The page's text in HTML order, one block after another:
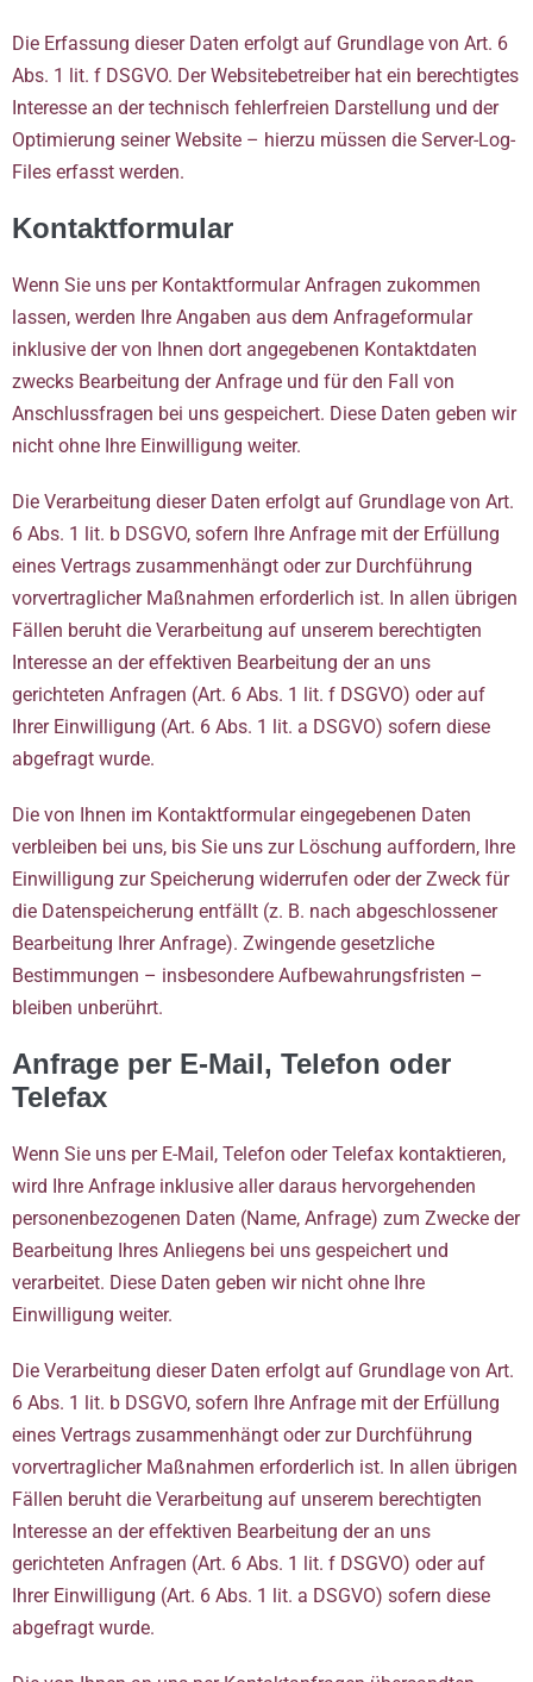
Die Erfassung dieser Daten erfolgt auf Grundlage von Art. 6
Abs. 1 lit. f DSGVO. Der Websitebetreiber hat ein berechtigtes
Interesse an der technisch fehlerfreien Darstellung und der
Optimierung seiner Website – hierzu müssen die Server-Log-
Files erfasst werden.
Kontaktformular
Wenn Sie uns per Kontaktformular Anfragen zukommen
lassen, werden Ihre Angaben aus dem Anfrageformular
inklusive der von Ihnen dort angegebenen Kontaktdaten
zwecks Bearbeitung der Anfrage und für den Fall von
Anschlussfragen bei uns gespeichert. Diese Daten geben wir
nicht ohne Ihre Einwilligung weiter.
Die Verarbeitung dieser Daten erfolgt auf Grundlage von Art.
6 Abs. 1 lit. b DSGVO, sofern Ihre Anfrage mit der Erfüllung
eines Vertrags zusammenhängt oder zur Durchführung
vorvertraglicher Maßnahmen erforderlich ist. In allen übrigen
Fällen beruht die Verarbeitung auf unserem berechtigten
Interesse an der effektiven Bearbeitung der an uns
gerichteten Anfragen (Art. 6 Abs. 1 lit. f DSGVO) oder auf
Ihrer Einwilligung (Art. 6 Abs. 1 lit. a DSGVO) sofern diese
abgefragt wurde.
Die von Ihnen im Kontaktformular eingegebenen Daten
verbleiben bei uns, bis Sie uns zur Löschung auffordern, Ihre
Einwilligung zur Speicherung widerrufen oder der Zweck für
die Datenspeicherung entfällt (z. B. nach abgeschlossener
Bearbeitung Ihrer Anfrage). Zwingende gesetzliche
Bestimmungen – insbesondere Aufbewahrungsfristen –
bleiben unberührt.
Anfrage per E-Mail, Telefon oder
Telefax
Wenn Sie uns per E-Mail, Telefon oder Telefax kontaktieren,
wird Ihre Anfrage inklusive aller daraus hervorgehenden
personenbezogenen Daten (Name, Anfrage) zum Zwecke der
Bearbeitung Ihres Anliegens bei uns gespeichert und
verarbeitet. Diese Daten geben wir nicht ohne Ihre
Einwilligung weiter.
Die Verarbeitung dieser Daten erfolgt auf Grundlage von Art.
6 Abs. 1 lit. b DSGVO, sofern Ihre Anfrage mit der Erfüllung
eines Vertrags zusammenhängt oder zur Durchführung
vorvertraglicher Maßnahmen erforderlich ist. In allen übrigen
Fällen beruht die Verarbeitung auf unserem berechtigten
Interesse an der effektiven Bearbeitung der an uns
gerichteten Anfragen (Art. 6 Abs. 1 lit. f DSGVO) oder auf
Ihrer Einwilligung (Art. 6 Abs. 1 lit. a DSGVO) sofern diese
abgefragt wurde.